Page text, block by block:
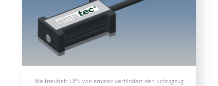
Weltneuheit: DPS von ematec verhindert den Schrägzug